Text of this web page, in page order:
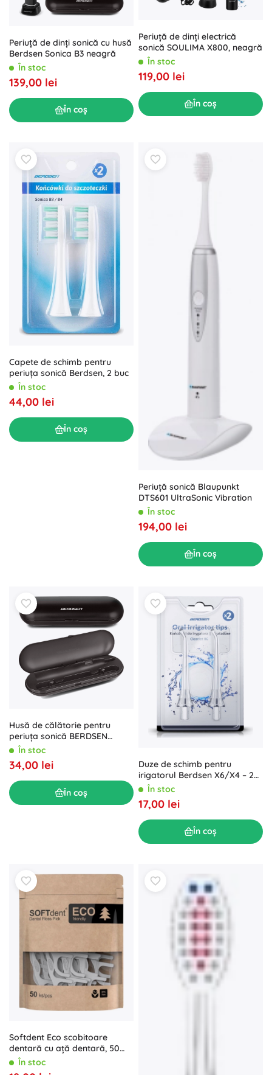
Periuță de dinți sonică cu husă
Berdsen Sonica B3 neagră
În stoc
139,00 lei
În coș
Periuță de dinți electrică
sonică SOULIMA X800, neagră
În stoc
119,00 lei
În coș
Capete de schimb pentru
periuța sonică Berdsen, 2 buc
În stoc
44,00 lei
În coș
Periuță sonică Blaupunkt
DTS601 UltraSonic Vibration
În stoc
194,00 lei
În coș
Husă de călătorie pentru
periuța sonică BERDSEN
Sonica B3 și B4 – neagră
În stoc
34,00 lei
În coș
Duze de schimb pentru
irigatorul Berdsen X6/X4 – 2
bucÎn stoc
17,00 lei
În coș
Softdent Eco scobitoare
dentară cu ață dentară, 50
buc.În stoc